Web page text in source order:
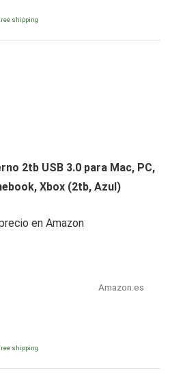
shipping
2tb USB 3.0 para Mac, PC,
Xbox (2tb, Azul)
en Amazon
Amazon.es
shipping